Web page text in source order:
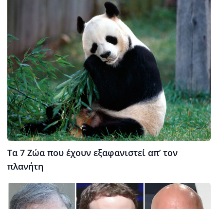
Τα 7 Ζώα που έχουν εξαφανιστεί απ’ τον
πλανήτη